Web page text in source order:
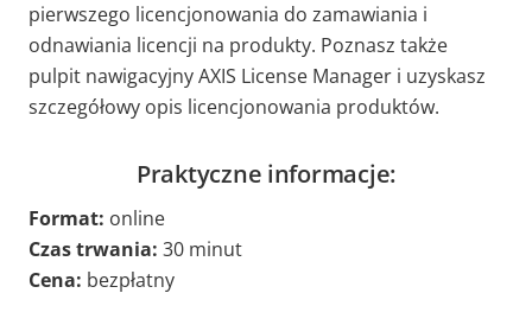
pierwszego licencjonowania do zamawiania i
odnawiania licencji na produkty. Poznasz także
pulpit nawigacyjny AXIS License Manager i uzyskasz
szczegółowy opis licencjonowania produktów.
Praktyczne informacje:
Format: online
Czas trwania: 30 minut
Cena: bezpłatny